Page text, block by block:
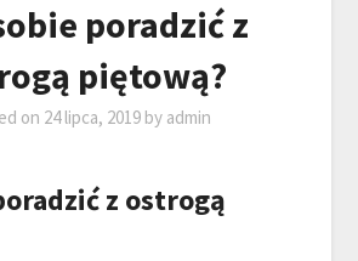
poradzić z
piętową?
on 24 lipca, 2019 by admin
z ostrogą